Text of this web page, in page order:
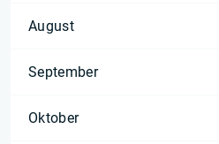
August
September
Oktober